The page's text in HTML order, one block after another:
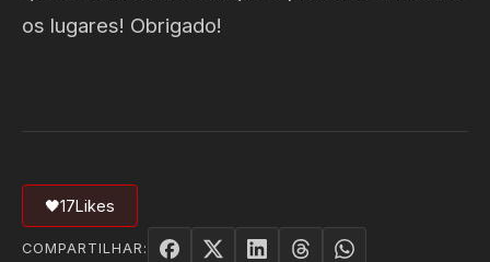
os lugares! Obrigado!
🖤17Likes
COMPARTILHAR: